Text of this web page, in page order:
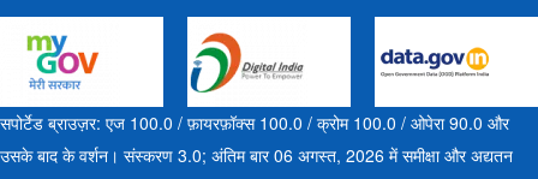
सपोर्टेड ब्राउज़र: एज 100.0 / फ़ायरफ़ॉक्स 100.0 / क्रोम 100.0 / ओपेरा 90.0 और
उसके बाद के वर्शन। संस्करण 3.0; अंतिम बार 06 अगस्त, 2026 में समीक्षा और अद्यतन